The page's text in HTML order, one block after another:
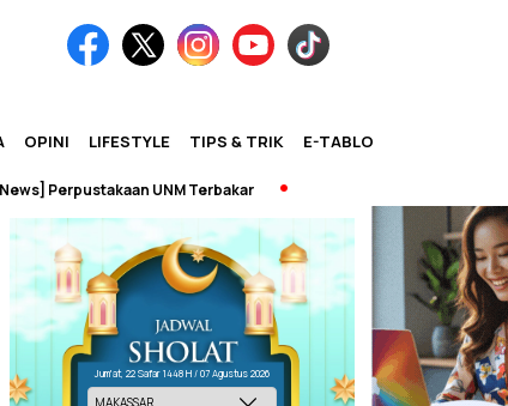
OPINI LIFESTYLE TIPS & TRIK E-TABLOID
Perpustakaan UNM Terbakar
Jum'at, 22 Safar 1448 H / 07 Agustus 2026